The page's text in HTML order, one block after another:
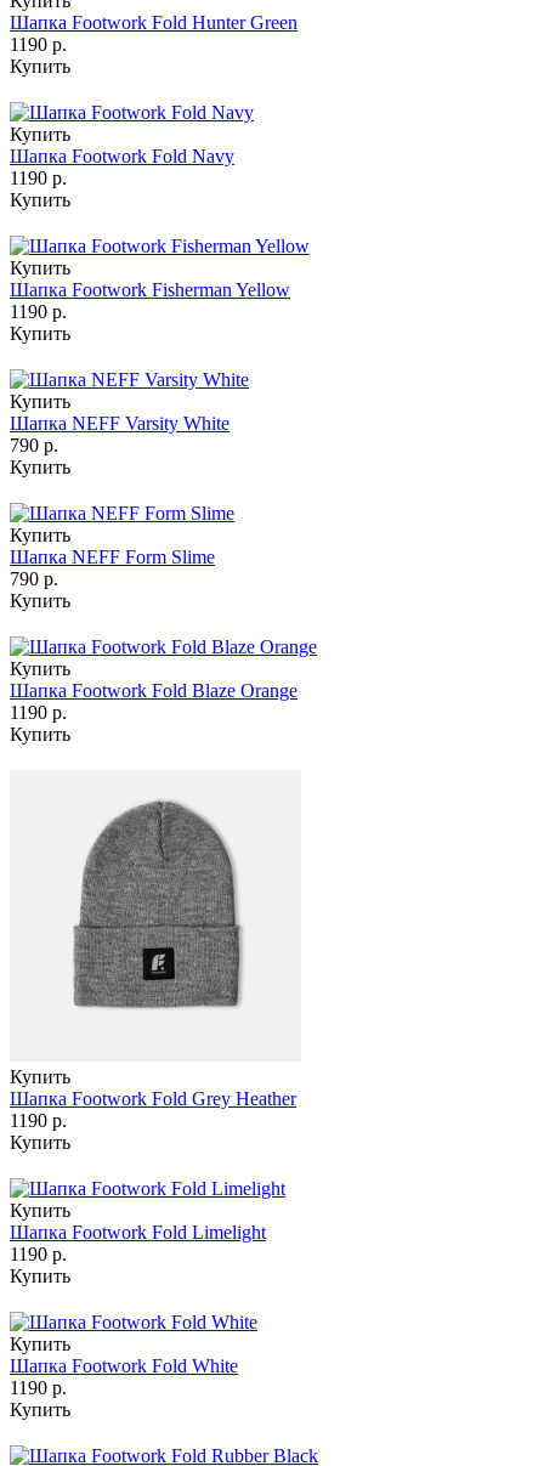
Шапка Footwork Fold Hunter Green
1190 р.
Купить
Купить
Шапка Footwork Fold Navy
1190 р.
Купить
Купить
Шапка Footwork Fisherman Yellow
1190 р.
Купить
Купить
Шапка NEFF Varsity White
790 р.
Купить
Купить
Шапка NEFF Form Slime
790 р.
Купить
Купить
Шапка Footwork Fold Blaze Orange
1190 р.
Купить
Купить
Шапка Footwork Fold Grey Heather
1190 р.
Купить
Купить
Шапка Footwork Fold Limelight
1190 р.
Купить
Купить
Шапка Footwork Fold White
1190 р.
Купить